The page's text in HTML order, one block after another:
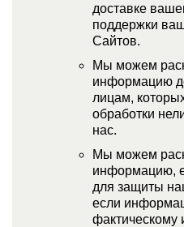
доставке
поддержки
Сайтов.
Мы можем
информацию
лицам,
обработки
нас.
Мы можем
информацию,
для защиты
если